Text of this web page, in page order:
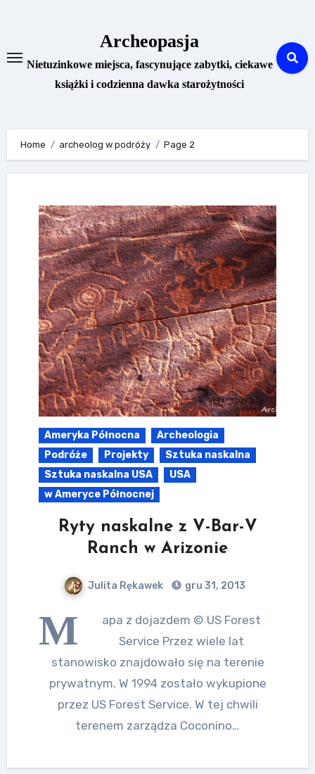
Archeopasja
Nietuzinkowe miejsca, fascynujące zabytki, ciekawe
książki i codzienna dawka starożytności
Home archeolog w podróży Page 2
Ameryka Północna
Archeologia
Podróże
Projekty
Sztuka naskalna
Sztuka naskalna USA
USA
w Ameryce Północnej
Ryty naskalne z V-Bar-V
Ranch w Arizonie
Julita Rękawek gru 31, 2013
M
apa z dojazdem © US Forest
Service Przez wiele lat
stanowisko znajdowało się na terenie
prywatnym. W 1994 zostało wykupione
przez US Forest Service. W tej chwili
terenem zarządza Coconino…